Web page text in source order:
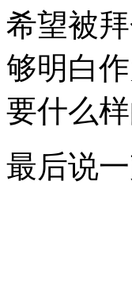
希望被
够明白
要什么
最后说